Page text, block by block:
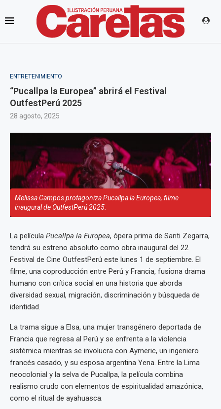
ENTRETENIMIENTO
“Pucallpa la Europea” abrirá el Festival
OutfestPerú 2025
28 agosto, 2025
Melissa Campos protagoniza Pucallpa la Europea, filme
inaugural de OutfestPerú 2025.
La película Pucallpa la Europea, ópera prima de Santi Zegarra,
tendrá su estreno absoluto como obra inaugural del 22
Festival de Cine OutfestPerú este lunes 1 de septiembre. El
filme, una coproducción entre Perú y Francia, fusiona drama
humano con crítica social en una historia que aborda
diversidad sexual, migración, discriminación y búsqueda de
identidad.
La trama sigue a Elsa, una mujer transgénero deportada de
Francia que regresa al Perú y se enfrenta a la violencia
sistémica mientras se involucra con Aymeric, un ingeniero
francés casado, y su esposa argentina Yena. Entre la Lima
neocolonial y la selva de Pucallpa, la película combina
realismo crudo con elementos de espiritualidad amazónica,
como el ritual de ayahuasca.